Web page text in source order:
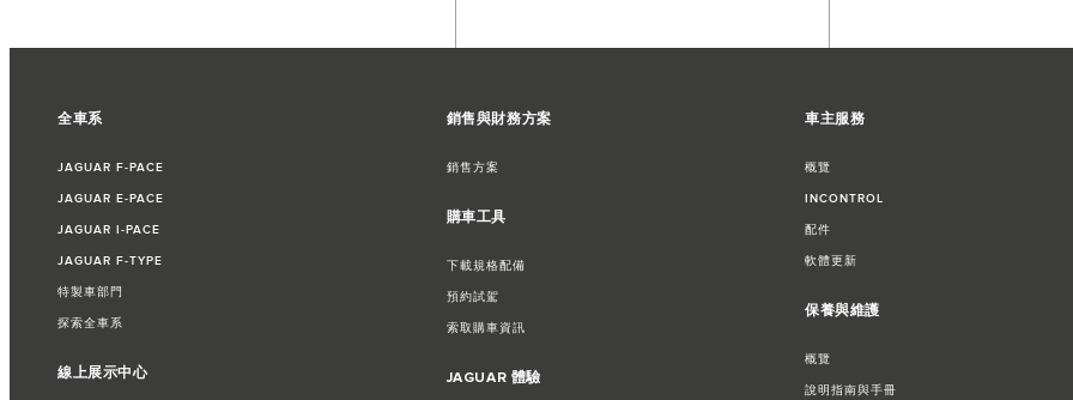
全車系
JAGUAR F‑PACE
JAGUAR E‑PACE
JAGUAR I‑PACE
JAGUAR F‑TYPE
特製車部門
探索全車系
線上展示中心
銷售與財務方案
銷售方案
購車工具
下載規格配備
預約試駕
索取購車資訊​
JAGUAR 體驗
車主服務
概覽
INCONTROL
配件
軟體更新
保養與維護
概覽
說明指南與手冊